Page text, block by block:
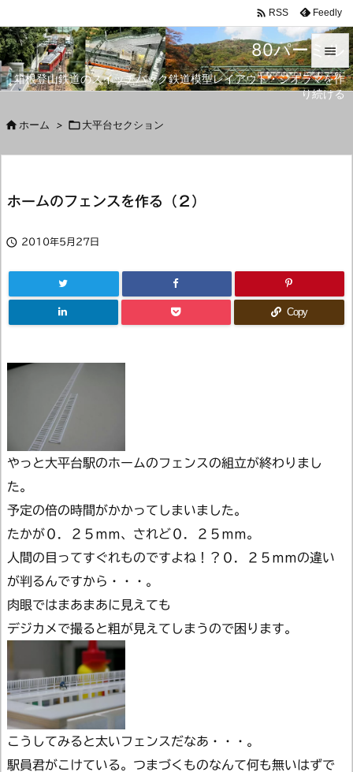
80パーミル
箱根登山鉄道のスイッチバック鉄道模型レイアウト・ジオラマを作
り続ける


メニュ
 RSS Feedly
 ホーム > 大平台セクション
ホームのフェンスを作る（２）
 2010年5月27日
Copy
やっと大平台駅のホームのフェンスの組立が終わりまし
た。
予定の倍の時間がかかってしまいました。
たかが０．２５ｍｍ、されど０．２５ｍｍ。
人間の目ってすぐれものですよね！？０．２５ｍｍの違い
が判るんですから・・・。
肉眼ではまあまあに見えても
デジカメで撮ると粗が見えてしまうので困ります。
こうしてみると太いフェンスだなあ・・・。
駅員君がこけている。つまづくものなんて何も無いはずで